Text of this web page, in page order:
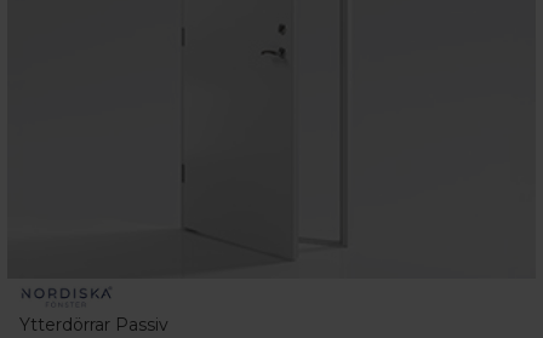
Ytterdörrar Passiv